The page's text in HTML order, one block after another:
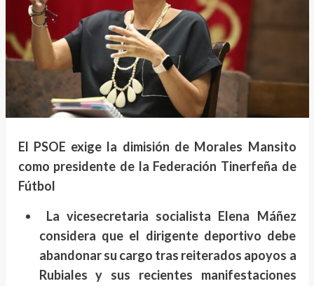
El PSOE exige la dimisión de Morales Mansito
como presidente de la Federación Tinerfeña de
Fútbol
La vicesecretaria socialista Elena Máñez
considera que el dirigente deportivo debe
abandonar su cargo tras reiterados apoyos a
Rubiales y sus recientes manifestaciones